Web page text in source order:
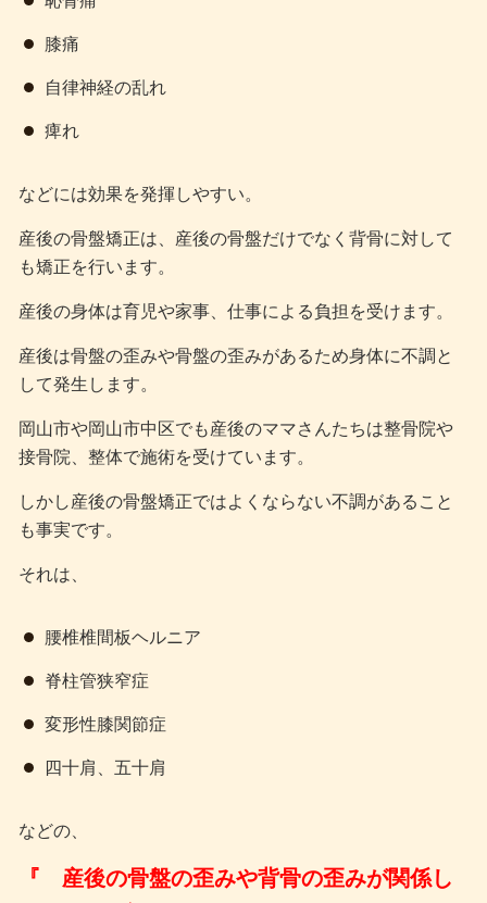
膝痛
自律神経の乱れ
痺れ
などには効果を発揮しやすい。
産後の骨盤矯正は、産後の骨盤だけでなく背骨に対して
も矯正を行います。
産後の身体は育児や家事、仕事による負担を受けます。
産後は骨盤の歪みや骨盤の歪みがあるため身体に不調と
して発生します。
岡山市や岡山市中区でも産後のママさんたちは整骨院や
接骨院、整体で施術を受けています。
しかし産後の骨盤矯正ではよくならない不調があること
も事実です。
それは、
腰椎椎間板ヘルニア
脊柱管狭窄症
変形性膝関節症
四十肩、五十肩
などの、
『 産後の骨盤の歪みや背骨の歪みが関係し